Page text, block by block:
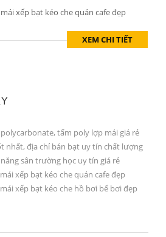
xếp bạt kéo che quán cafe đẹp
XEM CHI TIẾT
tấm poly lợp mái giá rẻ
nhất, địa chỉ bán bạt uy tín chất lượng
sân trường học uy tín giá rẻ
xếp bạt kéo che quán cafe đẹp
xếp bạt kéo che hồ bơi bể bơi đẹp